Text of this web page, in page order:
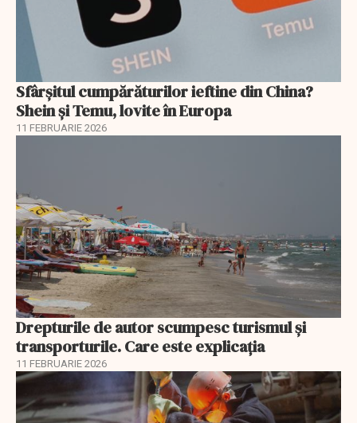
Sfârșitul cumpărăturilor ieftine din China?
Shein și Temu, lovite în Europa
11 FEBRUARIE 2026
Drepturile de autor scumpesc turismul și
transporturile. Care este explicația
11 FEBRUARIE 2026